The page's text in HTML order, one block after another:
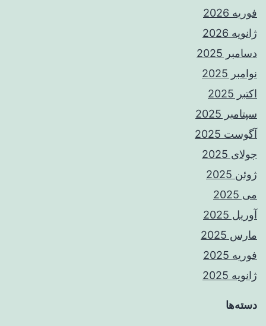
فوریه 2026
ژانویه 2026
دسامبر 2025
نوامبر 2025
اکتبر 2025
سپتامبر 2025
آگوست 2025
جولای 2025
ژوئن 2025
می 2025
آوریل 2025
مارس 2025
فوریه 2025
ژانویه 2025
دسته‌ها